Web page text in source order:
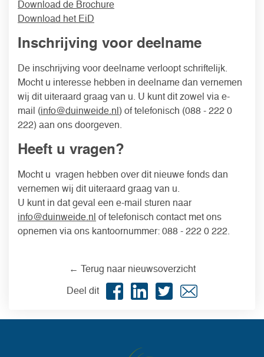
Download de Brochure
Download het EiD
Inschrijving voor deelname
De inschrijving voor deelname verloopt schriftelijk.
Mocht u interesse hebben in deelname dan vernemen
wij dit uiteraard graag van u. U kunt dit zowel via e-
mail (info@duinweide.nl ) of telefonisch (088 - 222 0
222) aan ons doorgeven.
Heeft u vragen?
Mocht u vragen hebben over dit nieuwe fonds dan
vernemen wij dit uiteraard graag van u.
U kunt in dat geval een e-mail sturen naar
info@duinweide.nl of telefonisch contact met ons
opnemen via ons kantoornummer: 088 - 222 0 222.
← Terug naar nieuwsoverzicht
Deel dit